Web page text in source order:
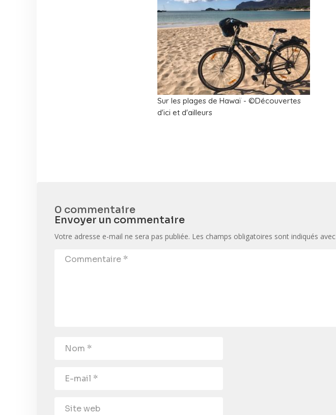
Sur les plages de Hawaï - ©Découvertes
d'ici et d'ailleurs
0 commentaire
Envoyer un commentaire
Votre adresse e-mail ne sera pas publiée. Les champs obligatoires sont indiqués avec